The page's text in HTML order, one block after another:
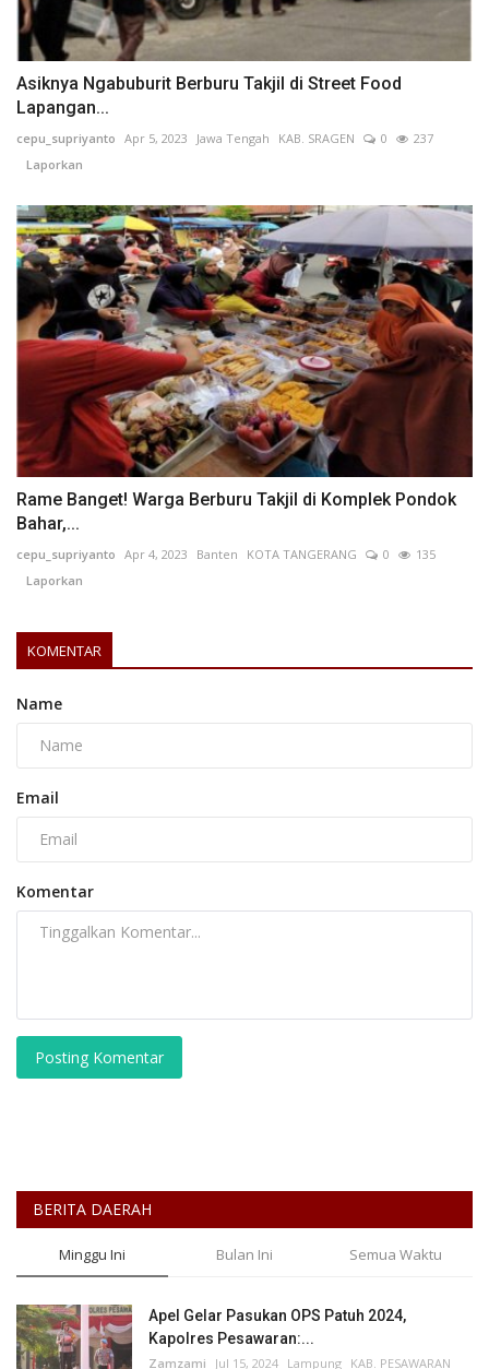
Asiknya Ngabuburit Berburu Takjil di Street Food
Lapangan...
cepu_supriyanto Apr 5, 2023 Jawa Tengah KAB. SRAGEN 0
237
Laporkan
Rame Banget! Warga Berburu Takjil di Komplek Pondok
Bahar,...
cepu_supriyanto Apr 4, 2023 Banten KOTA TANGERANG 0
135
Laporkan
KOMENTAR
Name
Email
Komentar
Posting Komentar
BERITA DAERAH
Minggu Ini Bulan Ini Semua Waktu
Apel Gelar Pasukan OPS Patuh 2024,
Kapolres Pesawaran:...
Zamzami Jul 15, 2024 Lampung KAB. PESAWARAN